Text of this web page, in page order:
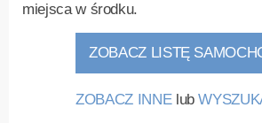
miejsca w środku.
ZOBACZ LISTĘ
ZOBACZ INNElub